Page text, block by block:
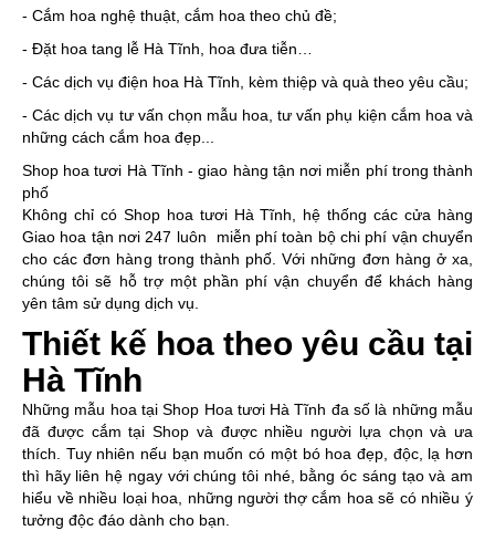
- Cắm hoa nghệ thuật, cắm hoa theo chủ đề;
- Đặt hoa tang lễ Hà Tĩnh, hoa đưa tiễn…
- Các dịch vụ điện hoa Hà Tĩnh, kèm thiệp và quà theo yêu cầu;
- Các dịch vụ tư vấn chọn mẫu hoa, tư vấn phụ kiện cắm hoa và
những cách cắm hoa đẹp...
Shop hoa tươi Hà Tĩnh - giao hàng tận nơi miễn phí trong thành
phố
Không chỉ có Shop hoa tươi Hà Tĩnh, hệ thống các cửa hàng
Giao hoa tận nơi 247 luôn miễn phí toàn bộ chi phí vận chuyển
cho các đơn hàng trong thành phố. Với những đơn hàng ở xa,
chúng tôi sẽ hỗ trợ một phần phí vận chuyển để khách hàng
yên tâm sử dụng dịch vụ.
Thiết kế hoa theo yêu cầu tại
Hà Tĩnh
Những mẫu hoa tại Shop Hoa tươi Hà Tĩnh đa số là những mẫu
đã được cắm tại Shop và được nhiều người lựa chọn và ưa
thích. Tuy nhiên nếu bạn muốn có một bó hoa đẹp, độc, lạ hơn
thì hãy liên hệ ngay với chúng tôi nhé, bằng óc sáng tạo và am
hiểu về nhiều loại hoa, những người thợ cắm hoa sẽ có nhiều ý
tưởng độc đáo dành cho bạn.